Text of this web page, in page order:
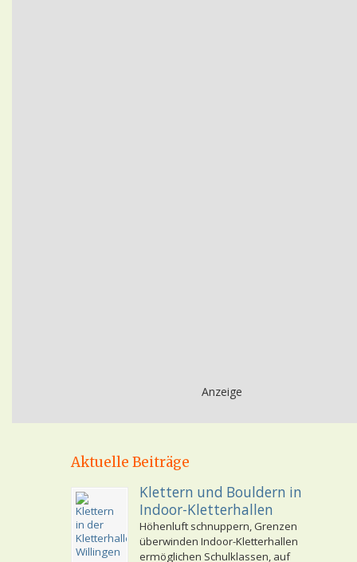
Anzeige
Aktuelle Beiträge
Klettern und Bouldern in
Indoor-Kletterhallen
Höhenluft schnuppern, Grenzen
überwinden Indoor-Kletterhallen
ermöglichen Schulklassen, auf